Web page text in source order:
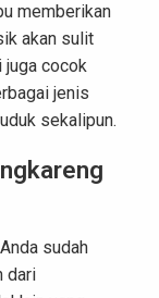
memberikan
akan sulit
juga cocok
jenis
sekalipun.
sudah
dari